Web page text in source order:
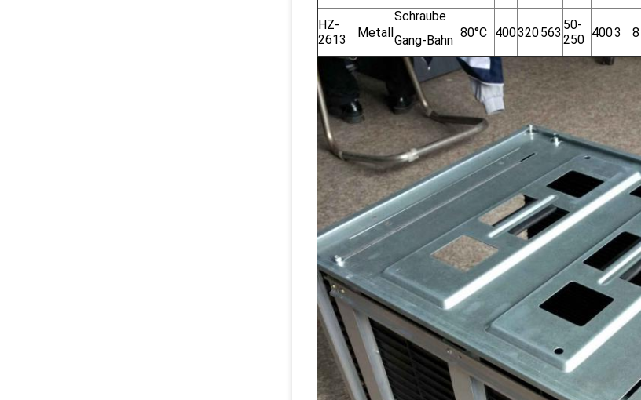
HZ-
2613
Metall
Schraube
80°C 400320563
50-
250 4003 8
Gang-Bahn